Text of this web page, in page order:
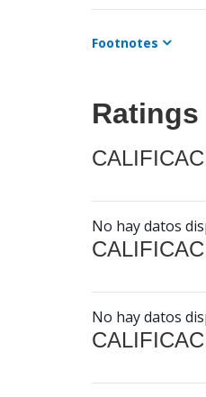
Footnotes
Ratings
No hay datos
No hay datos